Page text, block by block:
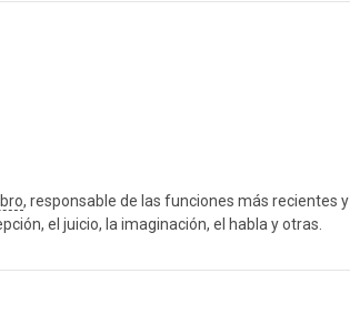
, responsable de las funciones más recientes y
el juicio, la imaginación, el habla y otras.